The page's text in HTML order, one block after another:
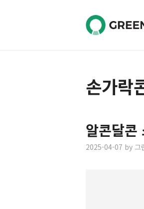
손가락
알콘달콘
2025-04-07 by 그